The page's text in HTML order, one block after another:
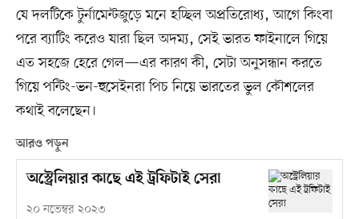
যে দলটিকে টুর্নামেন্টজুড়ে মনে হচ্ছিল অপ্রতিরোধ্য, আগে কিংবা
পরে ব্যাটিং করেও যারা ছিল অদম্য, সেই ভারত ফাইনালে গিয়ে
এত সহজে হেরে গেল—এর কারণ কী, সেটা অনুসন্ধান করতে
গিয়ে পন্টিং-ভন-হুসেইনরা পিচ নিয়ে ভারতের ভুল কৌশলের
কথাই বলেছেন।
আরও পড়ুন
অস্ট্রেলিয়ার কাছে এই ট্রফিটাই সেরা
২০ নভেম্বর ২০২৩